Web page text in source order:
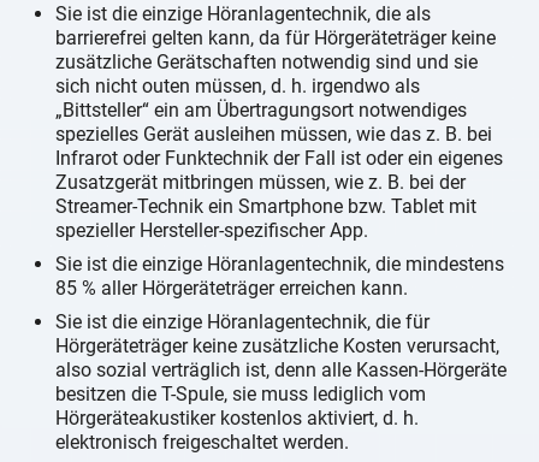
Sie ist die einzige Höranlagentechnik, die als
barrierefrei gelten kann, da für Hörgeräteträger keine
zusätzliche Gerätschaften notwendig sind und sie
sich nicht outen müssen, d. h. irgendwo als
„Bittsteller“ ein am Übertragungsort notwendiges
spezielles Gerät ausleihen müssen, wie das z. B. bei
Infrarot oder Funktechnik der Fall ist oder ein eigenes
Zusatzgerät mitbringen müssen, wie z. B. bei der
Streamer-Technik ein Smartphone bzw. Tablet mit
spezieller Hersteller-spezifischer App.
Sie ist die einzige Höranlagentechnik, die mindestens
85 % aller Hörgeräteträger erreichen kann.
Sie ist die einzige Höranlagentechnik, die für
Hörgeräteträger keine zusätzliche Kosten verursacht,
also sozial verträglich ist, denn alle Kassen-Hörgeräte
besitzen die T-Spule, sie muss lediglich vom
Hörgeräteakustiker kostenlos aktiviert, d. h.
elektronisch freigeschaltet werden.